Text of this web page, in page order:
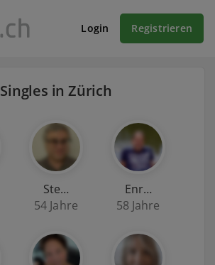
Login Registrieren
Singles in Zürich
Ste…
54 Jahre
Enr…
58 Jahre